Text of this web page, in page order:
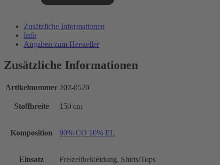
Zusätzliche Informationen
Info
Angaben zum Hersteller
Zusätzliche Informationen
Artikelnummer 202-0520
Stoffbreite 150 cm
Komposition 90% CO 10% EL
Einsatz Freizeitbekleidung, Shirts/Tops